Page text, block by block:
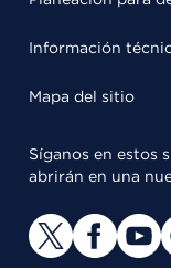
Información
Mapa del sitio
Síganos en estos
abrirán en una